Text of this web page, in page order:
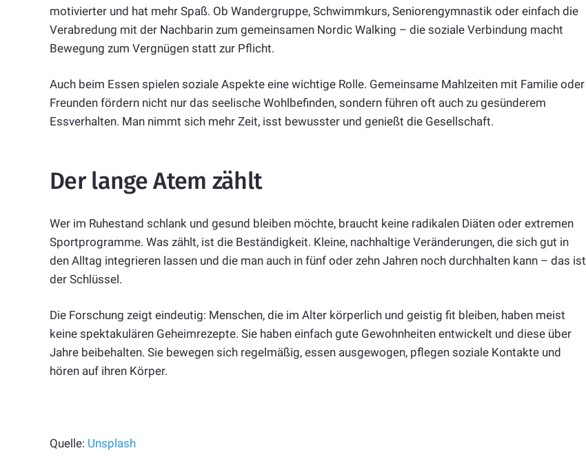
motivierter und hat mehr Spaß. Ob Wandergruppe, Schwimmkurs, Seniorengymnastik oder einfach die
Verabredung mit der Nachbarin zum gemeinsamen Nordic Walking – die soziale Verbindung macht
Bewegung zum Vergnügen statt zur Pflicht.
Auch beim Essen spielen soziale Aspekte eine wichtige Rolle. Gemeinsame Mahlzeiten mit Familie oder
Freunden fördern nicht nur das seelische Wohlbefinden, sondern führen oft auch zu gesünderem
Essverhalten. Man nimmt sich mehr Zeit, isst bewusster und genießt die Gesellschaft.
Der lange Atem zählt
Wer im Ruhestand schlank und gesund bleiben möchte, braucht keine radikalen Diäten oder extremen
Sportprogramme. Was zählt, ist die Beständigkeit. Kleine, nachhaltige Veränderungen, die sich gut in
den Alltag integrieren lassen und die man auch in fünf oder zehn Jahren noch durchhalten kann – das ist
der Schlüssel.
Die Forschung zeigt eindeutig: Menschen, die im Alter körperlich und geistig fit bleiben, haben meist
keine spektakulären Geheimrezepte. Sie haben einfach gute Gewohnheiten entwickelt und diese über
Jahre beibehalten. Sie bewegen sich regelmäßig, essen ausgewogen, pflegen soziale Kontakte und
hören auf ihren Körper.
Quelle: Unsplash